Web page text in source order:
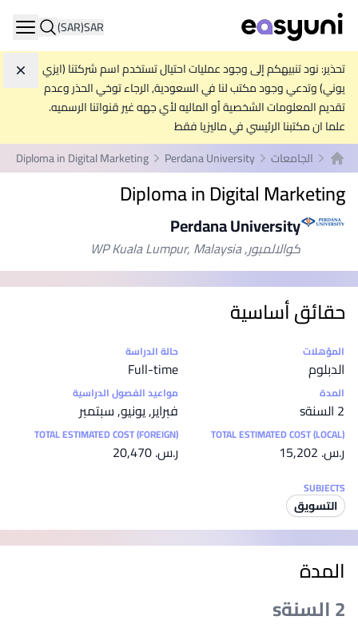
SAR
(SAR)
تحذير: نود تنبيهكم إلى وجود عمليات احتيال تستخدم اسم شركتنا (ايزي
يوني) وتدعي وجود مكتب لنا في السعودية, الرجاء توخي الحذر وعدم
تقديم المعلومات الشخصية أو الماليه لأي جهه غير قنواتنا الرسميه.
علما ان مكتبنا الرئيسي في ماليزيا فقط
الصفحة الرئيسية
الجامعات Perdana University
Diploma in Digital Marketing
Diploma in Digital Marketing
Perdana University
كوالالمبور, WP Kuala Lumpur, Malaysia
حقائق أساسية
إحصائيات
المؤهلات
الدبلوم
حالة الدراسة
Full-time
المدة
2 السنةs
مواعيد الفصول الدراسية
فبراير, يونيو, سبتمبر
TOTAL ESTIMATED COST (LOCAL)
ر.س.‏ 15,202
TOTAL ESTIMATED COST (FOREIGN)
ر.س.‏ 20,470
SUBJECTS
التسويق
المدة
2 السنةs